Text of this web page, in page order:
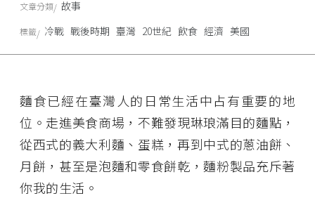
麵食已經在臺灣人的日常生活中占有重要的地
位。走進美食商場，不難發現琳琅滿目的麵點，
從西式的義大利麵、蛋糕，再到中式的蔥油餅、
月餅，甚至是泡麵和零食餅乾，麵粉製品充斥著
你我的生活。
文章分類 故事
標籤 冷戰 戰後時期 臺灣 20世紀 飲食 經濟 美國